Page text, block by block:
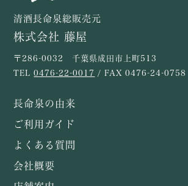
清酒長命泉総販売元
株式会社 藤屋
〒286-0032 千葉県成田市上町513
TEL0476-22-0017 / FAX 0476-24-0758
長命泉の由来
ご利用ガイド
よくある質問
会社概要